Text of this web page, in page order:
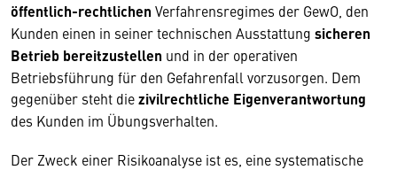
öffentlich-rechtlichen Verfahrensregimes der GewO, den
Kunden einen in seiner technischen Ausstattung sicheren
Betrieb bereitzustellen und in der operativen
Betriebsführung für den Gefahrenfall vorzusorgen. Dem
gegenüber steht diezivilrechtliche Eigenverantwortung
des Kunden im Übungsverhalten.
Der Zweck einer Risikoanalyse ist es, eine systematische